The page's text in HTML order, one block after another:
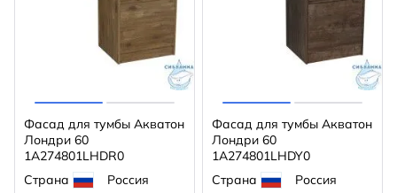
Фасад для тумбы Акватон
Лондри 60
1A274801LHDR0
Страна
Россия
Фасад для тумбы Акватон
Лондри 60
1A274801LHDY0
Страна
Россия